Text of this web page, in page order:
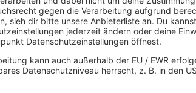
werden zwischenzeitlich in
wird er vom Establishment scharf
sichMorrisseymitten in einem
und Rechtspopulismus